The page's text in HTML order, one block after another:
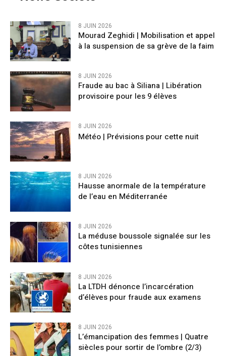
8 JUIN 2026
Mourad Zeghidi | Mobilisation et appel
à la suspension de sa grève de la faim
8 JUIN 2026
Fraude au bac à Siliana | Libération
provisoire pour les 9 élèves
8 JUIN 2026
Météo | Prévisions pour cette nuit
8 JUIN 2026
Hausse anormale de la température
de l’eau en Méditerranée
8 JUIN 2026
La méduse boussole signalée sur les
côtes tunisiennes
8 JUIN 2026
La LTDH dénonce l’incarcération
d’élèves pour fraude aux examens
8 JUIN 2026
L’émancipation des femmes | Quatre
siècles pour sortir de l’ombre (2/3)